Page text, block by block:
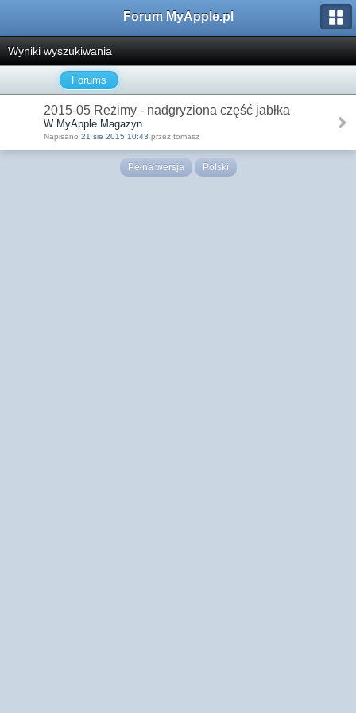
Forum MyApple.pl
Wyniki wyszukiwania
Forums
2015-05 Reżimy - nadgryziona część jabłka
W MyApple Magazyn
Napisano 21 sie 2015 10:43 przez tomasz
Pełna wersja Polski